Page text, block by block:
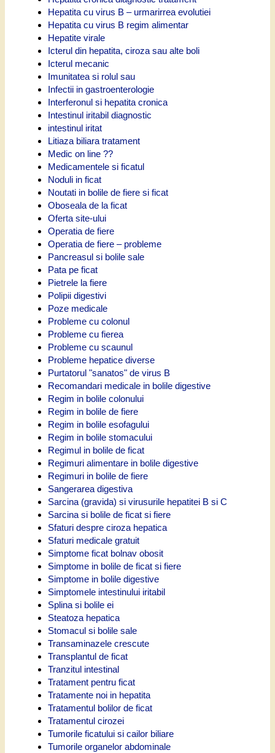
Hepatita cu virus B – urmarirrea evolutiei
Hepatita cu virus B regim alimentar
Hepatite virale
Icterul din hepatita, ciroza sau alte boli
Icterul mecanic
Imunitatea si rolul sau
Infectii in gastroenterologie
Interferonul si hepatita cronica
Intestinul iritabil diagnostic
intestinul iritat
Litiaza biliara tratament
Medic on line ??
Medicamentele si ficatul
Noduli in ficat
Noutati in bolile de fiere si ficat
Oboseala de la ficat
Oferta site-ului
Operatia de fiere
Operatia de fiere – probleme
Pancreasul si bolile sale
Pata pe ficat
Pietrele la fiere
Polipii digestivi
Poze medicale
Probleme cu colonul
Probleme cu fierea
Probleme cu scaunul
Probleme hepatice diverse
Purtatorul "sanatos" de virus B
Recomandari medicale in bolile digestive
Regim in bolile colonului
Regim in bolile de fiere
Regim in bolile esofagului
Regim in bolile stomacului
Regimul in bolile de ficat
Regimuri alimentare in bolile digestive
Regimuri in bolile de fiere
Sangerarea digestiva
Sarcina (gravida) si virusurile hepatitei B si C
Sarcina si bolile de ficat si fiere
Sfaturi despre ciroza hepatica
Sfaturi medicale gratuit
Simptome ficat bolnav obosit
Simptome in bolile de ficat si fiere
Simptome in bolile digestive
Simptomele intestinului iritabil
Splina si bolile ei
Steatoza hepatica
Stomacul si bolile sale
Transaminazele crescute
Transplantul de ficat
Tranzitul intestinal
Tratament pentru ficat
Tratamente noi in hepatita
Tratamentul bolilor de ficat
Tratamentul cirozei
Tumorile ficatului si cailor biliare
Tumorile organelor abdominale